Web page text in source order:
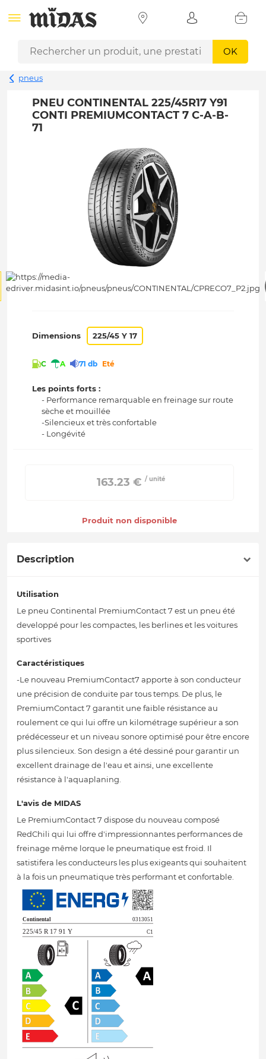
OK
pneus
PNEU CONTINENTAL 225/45R17 Y91
CONTI PREMIUMCONTACT 7 C-A-B-
71
Dimensions 225/45 Y 17
C A 71 db Eté
Les points forts :
- Performance remarquable en freinage sur route
sèche et mouillée
-Silencieux et très confortable
- Longévité
163.23 € / unité
Produit non disponible
Description
Utilisation
Le pneu Continental PremiumContact 7 est un pneu été
developpé pour les compactes, les berlines et les voitures
sportives
Caractéristiques
-Le nouveau PremiumContact7 apporte à son conducteur
une précision de conduite par tous temps. De plus, le
PremiumContact 7 garantit une faible résistance au
roulement ce qui lui offre un kilométrage supérieur a son
prédécesseur et un niveau sonore optimisé pour être encore
plus silencieux. Son design a été dessiné pour garantir un
excellent drainage de l'eau et ainsi, une excellente
résistance à l'aquaplaning.
L'avis de MIDAS
Le PremiumContact 7 dispose du nouveau composé
RedChili qui lui offre d'impressionnantes performances de
freinage même lorque le pneumatique est froid. Il
satistifera les conducteurs les plus exigeants qui souhaitent
à la fois un pneumatique très performant et confortable.